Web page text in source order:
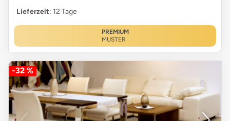
Lieferzeit: 12 Tage
PREMIUM
MUSTER
-32 %